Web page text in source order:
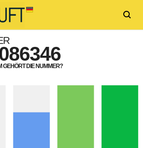
GEHÖRT DIE NUMMER?